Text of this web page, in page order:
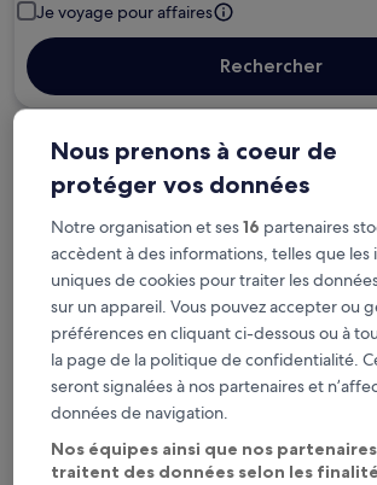
Je voyage pour affaires
Rechercher
Options d’annulation gratuite
changement de programme
Gagnez des récompenses
nuit séjournée
Économisez plus grâce aux
Consultez les prix pour ces dates
Nous prenons à coeur de
protéger vos données
Notre organisation et ses16 partenaires
accèdent à des informations, telles que
uniques de cookies pour traiter les
sur un appareil. Vous pouvez accepter ou
préférences en cliquant ci-dessous ou à
la page de la politique de confidentialité.
seront signalées à nos partenaires et
données de navigation.
Nos équipes ainsi que nos
traitent des données selon les